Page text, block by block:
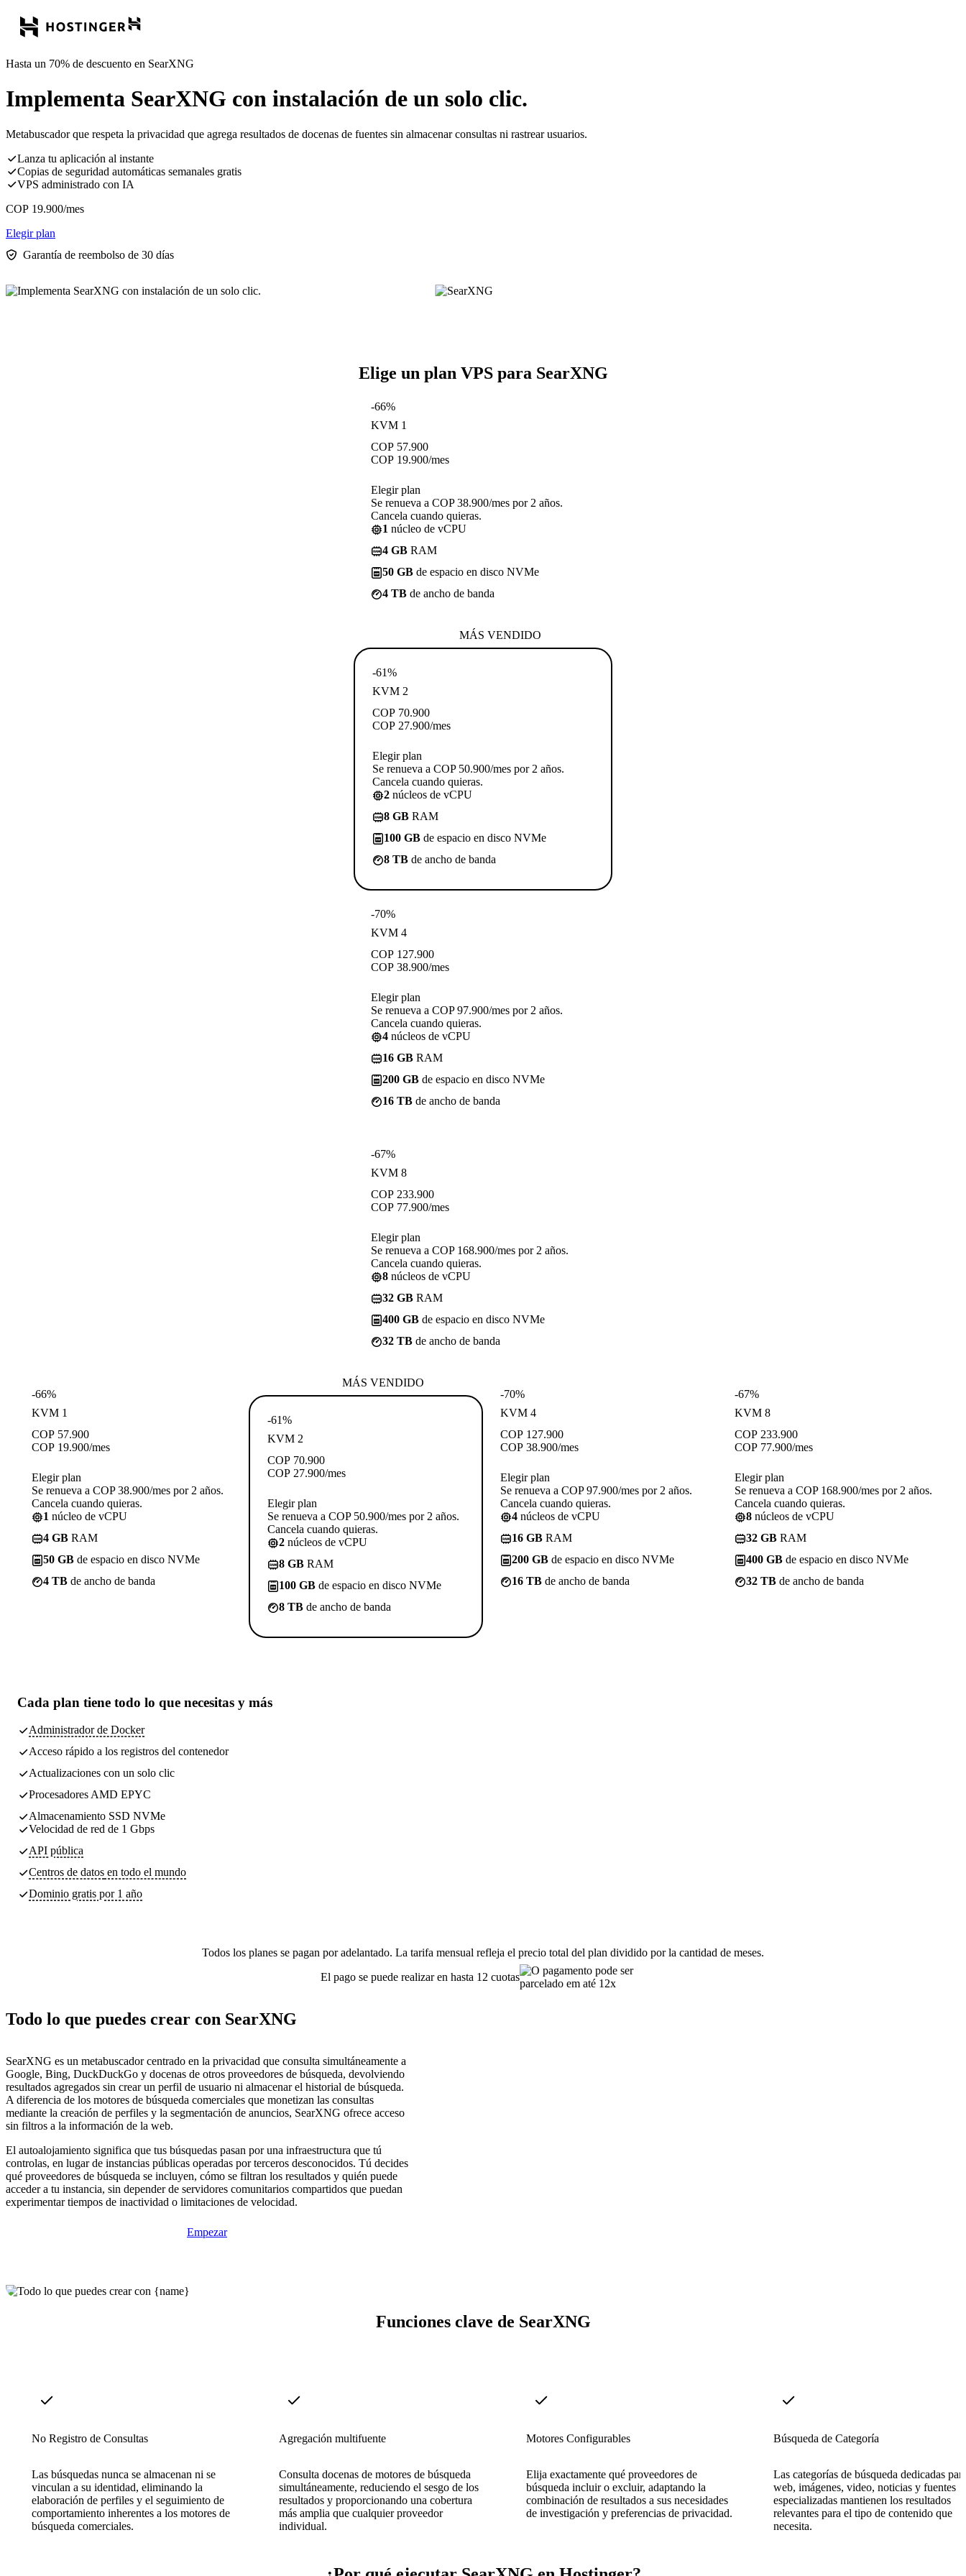
Hasta un 70% de descuento en SearXNG
Implementa SearXNG con instalación de un solo clic.
Metabuscador que respeta la privacidad que agrega resultados de docenas de fuentes sin almacenar consultas ni rastrear usuarios.
Lanza tu aplicación al instante
Copias de seguridad automáticas semanales gratis
VPS administrado con IA
COP 19.900/mes
Elegir plan
Garantía de reembolso de 30 días
Elige un plan VPS para SearXNG
-66%
KVM 1
COP 57.900
COP 19.900/mes
Elegir plan
Se renueva a COP 38.900/mes por 2 años.
Cancela cuando quieras.
1 núcleo de vCPU
4 GB RAM
50 GB de espacio en disco NVMe
4 TB de ancho de banda
MÁS VENDIDO
-61%
KVM 2
COP 70.900
COP 27.900/mes
Elegir plan
Se renueva a COP 50.900/mes por 2 años.
Cancela cuando quieras.
2 núcleos de vCPU
8 GB RAM
100 GB de espacio en disco NVMe
8 TB de ancho de banda
-70%
KVM 4
COP 127.900
COP 38.900/mes
Elegir plan
Se renueva a COP 97.900/mes por 2 años.
Cancela cuando quieras.
4 núcleos de vCPU
16 GB RAM
200 GB de espacio en disco NVMe
16 TB de ancho de banda
-67%
KVM 8
COP 233.900
COP 77.900/mes
Elegir plan
Se renueva a COP 168.900/mes por 2 años.
Cancela cuando quieras.
8 núcleos de vCPU
32 GB RAM
400 GB de espacio en disco NVMe
32 TB de ancho de banda
-66%
KVM 1
COP 57.900
COP 19.900/mes
Elegir plan
Se renueva a COP 38.900/mes por 2 años.
Cancela cuando quieras.
1 núcleo de vCPU
4 GB RAM
50 GB de espacio en disco NVMe
4 TB de ancho de banda
MÁS VENDIDO
-61%
KVM 2
COP 70.900
COP 27.900/mes
Elegir plan
Se renueva a COP 50.900/mes por 2 años.
Cancela cuando quieras.
2 núcleos de vCPU
8 GB RAM
100 GB de espacio en disco NVMe
8 TB de ancho de banda
-70%
KVM 4
COP 127.900
COP 38.900/mes
Elegir plan
Se renueva a COP 97.900/mes por 2 años.
Cancela cuando quieras.
4 núcleos de vCPU
16 GB RAM
200 GB de espacio en disco NVMe
16 TB de ancho de banda
-67%
KVM 8
COP 233.900
COP 77.900/mes
Elegir plan
Se renueva a COP 168.900/mes por 2 años.
Cancela cuando quieras.
8 núcleos de vCPU
32 GB RAM
400 GB de espacio en disco NVMe
32 TB de ancho de banda
Cada plan tiene todo lo que necesitas y más
Administrador de Docker
Acceso rápido a los registros del contenedor
Actualizaciones con un solo clic
Procesadores AMD EPYC
Almacenamiento SSD NVMe
Velocidad de red de 1 Gbps
API pública
Centros de datos en todo el mundo
Dominio gratis por 1 año
Todos los planes se pagan por adelantado. La tarifa mensual refleja el precio total del plan dividido por la cantidad de meses.
El pago se puede realizar en hasta 12 cuotas
Todo lo que puedes crear con SearXNG
SearXNG es un metabuscador centrado en la privacidad que consulta simultáneamente a
Google, Bing, DuckDuckGo y docenas de otros proveedores de búsqueda, devolviendo
resultados agregados sin crear un perfil de usuario ni almacenar el historial de búsqueda.
A diferencia de los motores de búsqueda comerciales que monetizan las consultas
mediante la creación de perfiles y la segmentación de anuncios, SearXNG ofrece acceso
sin filtros a la información de la web.
El autoalojamiento significa que tus búsquedas pasan por una infraestructura que tú
controlas, en lugar de instancias públicas operadas por terceros desconocidos. Tú decides
qué proveedores de búsqueda se incluyen, cómo se filtran los resultados y quién puede
acceder a tu instancia, sin depender de servidores comunitarios compartidos que puedan
experimentar tiempos de inactividad o limitaciones de velocidad.
Empezar
Funciones clave de SearXNG
No Registro de Consultas
Las búsquedas nunca se almacenan ni se
vinculan a su identidad, eliminando la
elaboración de perfiles y el seguimiento de
comportamiento inherentes a los motores de
búsqueda comerciales.
Agregación multifuente
Consulta docenas de motores de búsqueda
simultáneamente, reduciendo el sesgo de los
resultados y proporcionando una cobertura
más amplia que cualquier proveedor
individual.
Motores Configurables
Elija exactamente qué proveedores de
búsqueda incluir o excluir, adaptando la
combinación de resultados a sus necesidades
de investigación y preferencias de privacidad.
Búsqueda de Categoría
Las categorías de búsqueda dedicadas
web, imágenes, video, noticias y fuentes
especializadas mantienen los resultados
relevantes para el tipo de contenido que
necesita.